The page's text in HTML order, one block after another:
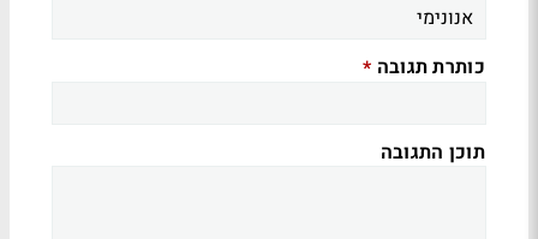
כותרת תגובה *
תוכן התגובה